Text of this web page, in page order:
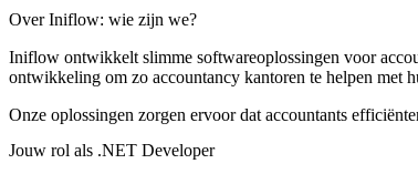
Over Iniflow: wie zijn we?
Iniflow ontwikkelt slimme softwareoplossingen voor
ontwikkeling om zo accountancy kantoren te helpen met
Onze oplossingen zorgen ervoor dat accountants
Jouw rol als .NET Developer